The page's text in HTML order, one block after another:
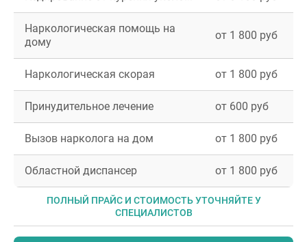
Наркологическая помощь на
дому
от 1 800 руб
Наркологическая скорая от 1 800 руб
Принудительное лечение от 600 руб
Вызов нарколога на дом от 1 800 руб
Областной диспансер от 1 800 руб
ПОЛНЫЙ ПРАЙС И СТОИМОСТЬ УТОЧНЯЙТЕ У
СПЕЦИАЛИСТОВ